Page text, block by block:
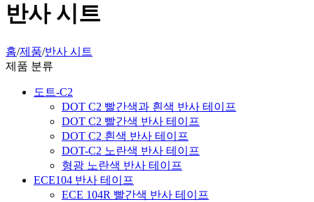
반사 시트
홈/제품/반사 시트
제품 분류
도트-C2
DOT C2 빨간색과 흰색 반사 테이프
DOT C2 빨간색 반사 테이프
DOT C2 흰색 반사 테이프
DOT-C2 노란색 반사 테이프
형광 노란색 반사 테이프
ECE104 반사 테이프
ECE 104R 빨간색 반사 테이프